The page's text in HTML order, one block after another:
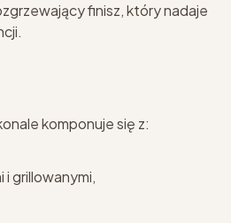
finisz, który nadaje
komponuje się z:
i grillowanymi,